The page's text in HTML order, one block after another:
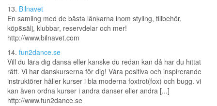
13. Bilnavet
En samling med de bästa länkarna inom styling, tillbehör,
köp&sälj, klubbar, reservdelar och mer!
http://www.bilnavet.com
14. fun2dance.se
Vill du lära dig dansa eller kanske du redan kan då har du hittat
rätt. Vi har danskurserna för dig! Våra positiva och inspirerande
instruktörer håller kurser i bla moderna foxtrot(fox) och bugg. vi
kan även ordna kurser i andra danser eller andra [...]
http://www.fun2dance.se